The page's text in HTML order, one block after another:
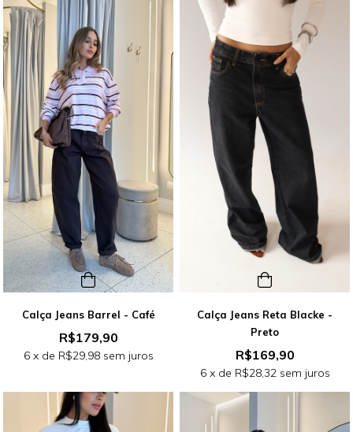
Calça Jeans Barrel - Café
R$179,90
6 x de R$29,98 sem juros
Calça Jeans Reta Blacke -
Preto
R$169,90
6 x de R$28,32 sem juros